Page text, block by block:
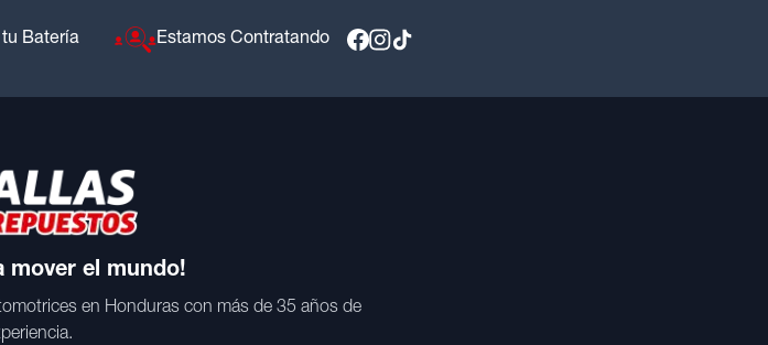
Batería Estamos Contratando
mover el mundo!
en Honduras con más de 35 años de